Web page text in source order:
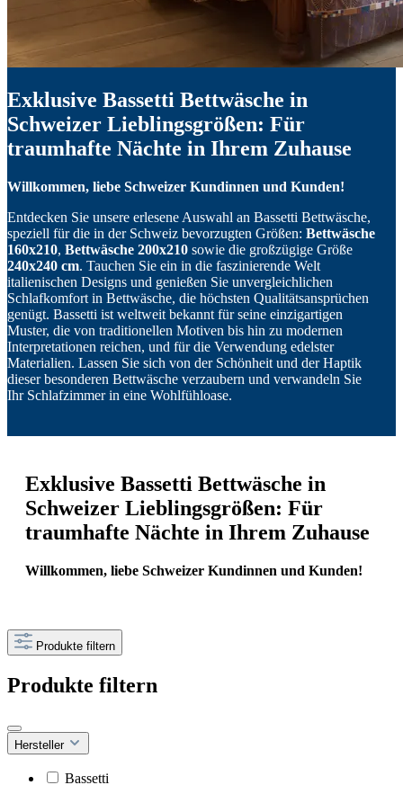
Exklusive Bassetti Bettwäsche in
Schweizer Lieblingsgrößen: Für
traumhafte Nächte in Ihrem Zuhause
Willkommen, liebe Schweizer Kundinnen und Kunden!
Entdecken Sie unsere erlesene Auswahl an Bassetti Bettwäsche,
speziell für die in der Schweiz bevorzugten Größen: Bettwäsche
160x210, Bettwäsche 200x210 sowie die großzügige Größe
240x240 cm. Tauchen Sie ein in die faszinierende Welt
italienischen Designs und genießen Sie unvergleichlichen
Schlafkomfort in Bettwäsche, die höchsten Qualitätsansprüchen
genügt. Bassetti ist weltweit bekannt für seine einzigartigen
Muster, die von traditionellen Motiven bis hin zu modernen
Interpretationen reichen, und für die Verwendung edelster
Materialien. Lassen Sie sich von der Schönheit und der Haptik
dieser besonderen Bettwäsche verzaubern und verwandeln Sie
Ihr Schlafzimmer in eine Wohlfühloase.
Exklusive Bassetti Bettwäsche in
Schweizer Lieblingsgrößen: Für
traumhafte Nächte in Ihrem Zuhause
Willkommen, liebe Schweizer Kundinnen und Kunden!
Produkte filtern
Produkte filtern
Hersteller
Bassetti